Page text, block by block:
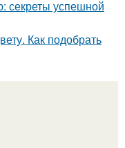
секреты успешной
Как подобрать